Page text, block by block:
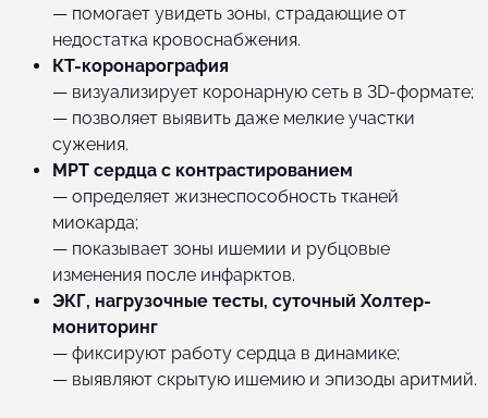
— помогает увидеть зоны, страдающие от
недостатка кровоснабжения.
КТ-коронарография
— визуализирует коронарную сеть в 3D-формате;
— позволяет выявить даже мелкие участки
сужения.
МРТ сердца с контрастированием
— определяет жизнеспособность тканей
миокарда;
— показывает зоны ишемии и рубцовые
изменения после инфарктов.
ЭКГ, нагрузочные тесты, суточный Холтер-
мониторинг
— фиксируют работу сердца в динамике;
— выявляют скрытую ишемию и эпизоды аритмий.